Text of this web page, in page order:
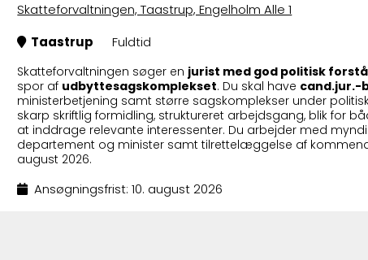
Skatteforvaltningen, Taastrup, Engelholm Alle 1
Taastrup
Fuldtid
Skatteforvaltningen søger en jurist med god politisk
spor af udbyttesagskomplekset. Du skal have cand.jur.-
ministerbetjening samt større sagskomplekser under
skarp skriftlig formidling, struktureret arbejdsgang, blik for
at inddrage relevante interessenter. Du arbejder med
departement og minister samt tilrettelæggelse af
august 2026.
Ansøgningsfrist: 10. august 2026